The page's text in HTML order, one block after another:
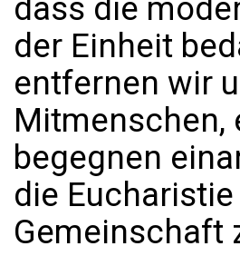
dass die
der Einheit
entfernen wir
Mitmenschen,
begegnen
die
Gemeinschaft